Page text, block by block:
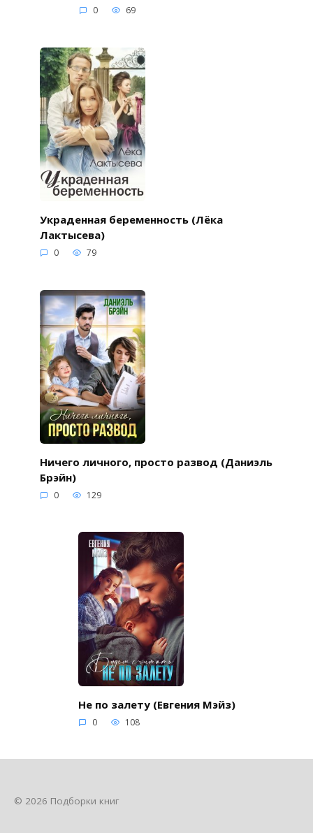
0 69
Украденная беременность (Лёка
Лактысева)
0 79
Ничего личного, просто развод (Даниэль
Брэйн)
0 129
Не по залету (Евгения Мэйз)
0 108
© 2026 Подборки книг